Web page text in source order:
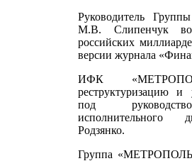
Руководитель
М.В. Слипенчук
российских
версии журнала
ИФК
реструктуризацию и
под
исполнительного
Родзянко.
Группа